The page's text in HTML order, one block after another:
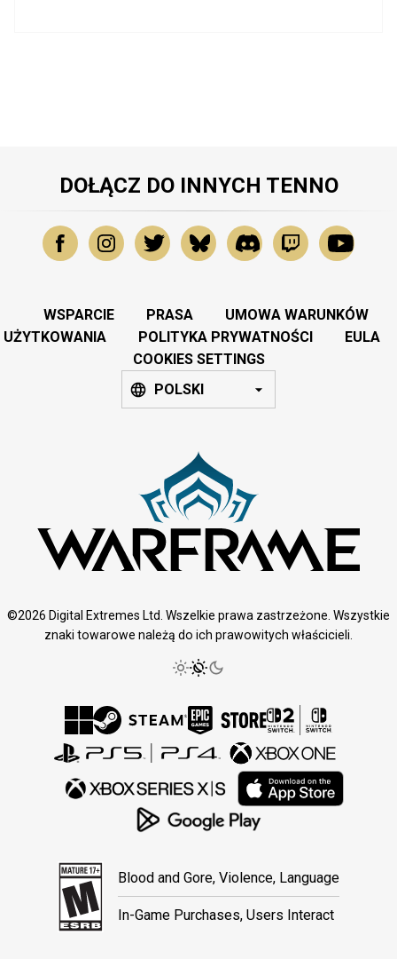
DOŁĄCZ DO INNYCH TENNO
WSPARCIE PRASA
UMOWA WARUNKÓW
UŻYTKOWANIA
POLITYKA PRYWATNOŚCI
EULA
COOKIES SETTINGS
POLSKI
©2026 Digital Extremes Ltd. Wszelkie prawa zastrzeżone. Wszystkie
znaki towarowe należą do ich prawowitych właścicieli.
Blood and Gore, Violence, Language
In-Game Purchases, Users Interact